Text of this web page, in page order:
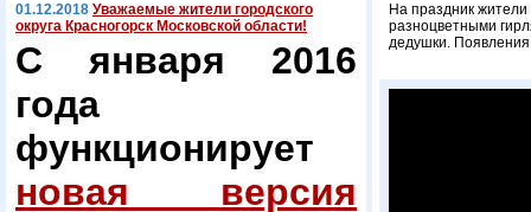
01.12.2018 Уважаемые жители городского
округа Красногорск Московской области!
С января 2016
года
функционирует
новая версия
На праздник
разноцветными
дедушки.